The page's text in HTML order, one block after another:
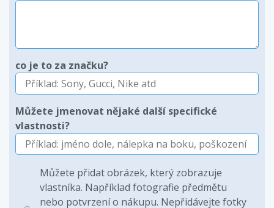
co je to za značku?
Můžete jmenovat nějaké další specifické
vlastnosti?
Můžete přidat obrázek, který zobrazuje
vlastníka. Například fotografie předmětu
nebo potvrzení o nákupu. Nepřidávejte fotky